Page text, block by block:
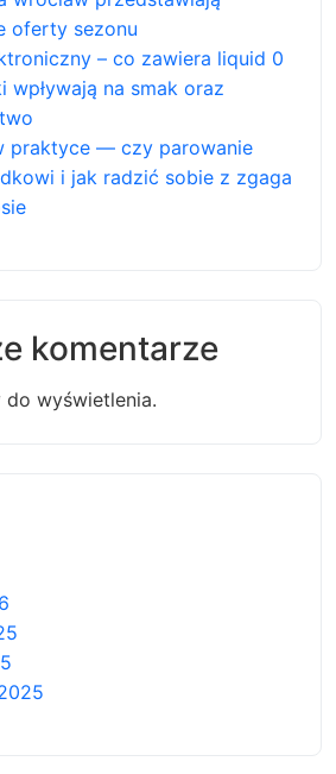
oferty sezonu
– co zawiera liquid 0
wpływają na smak oraz
praktyce — czy parowanie
i jak radzić sobie z zgaga
komentarze
do wyświetlenia.